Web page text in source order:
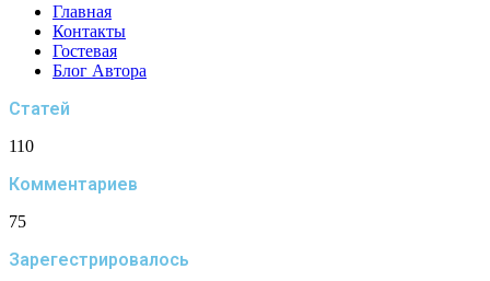
Главная
Контакты
Гостевая
Блог Автора
Статей
110
Комментариев
75
Зарегестрировалось